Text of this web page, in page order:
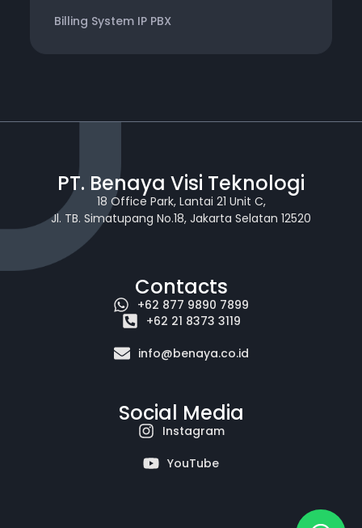
Billing System IP PBX
PT. Benaya Visi Teknologi
18 Office Park, Lantai 21 Unit C,
Jl. TB. Simatupang No.18, Jakarta Selatan 12520
Contacts
+62 877 9890 7899
+62 21 8373 3119
info@benaya.co.id
Social Media
Instagram
YouTube